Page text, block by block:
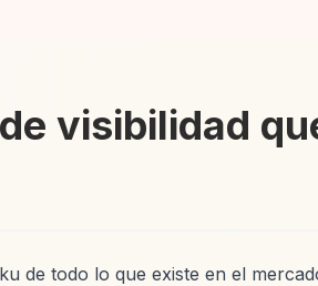
visibilidad
de todo lo que existe en el